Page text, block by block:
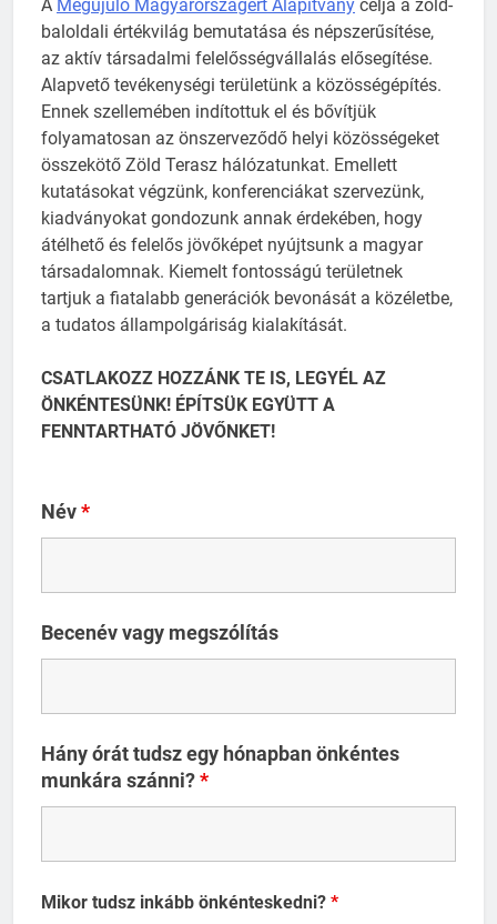
A Megújuló Magyarországért Alapítvány célja a zöld-
baloldali értékvilág bemutatása és népszerűsítése,
az aktív társadalmi felelősségvállalás elősegítése.
Alapvető tevékenységi területünk a közösségépítés.
Ennek szellemében indítottuk el és bővítjük
folyamatosan az önszerveződő helyi közösségeket
összekötő Zöld Terasz hálózatunkat. Emellett
kutatásokat végzünk, konferenciákat szervezünk,
kiadványokat gondozunk annak érdekében, hogy
átélhető és felelős jövőképet nyújtsunk a magyar
társadalomnak. Kiemelt fontosságú területnek
tartjuk a fiatalabb generációk bevonását a közéletbe,
a tudatos állampolgáriság kialakítását.
CSATLAKOZZ HOZZÁNK TE IS, LEGYÉL AZ
ÖNKÉNTESÜNK! ÉPÍTSÜK EGYÜTT A
FENNTARTHATÓ JÖVŐNKET!
Név*
Becenév vagy megszólítás
Hány órát tudsz egy hónapban önkéntes
munkára szánni?*
Mikor tudsz inkább önkénteskedni? *